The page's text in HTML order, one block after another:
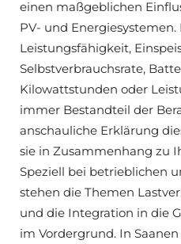
einen maßgeblichen
PV- und
Leistungsfähigkeit,
Selbstverbrauchsrate,
Kilowattstunden oder
immer Bestandteil der
anschauliche Erklärung
sie in Zusammenhang zu
Speziell bei betrieblichen
stehen die Themen
und die Integration in die
im Vordergrund. In